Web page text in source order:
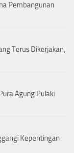
Pembangunan
Terus Dikerjakan,
Agung Pulaki
Kepentingan